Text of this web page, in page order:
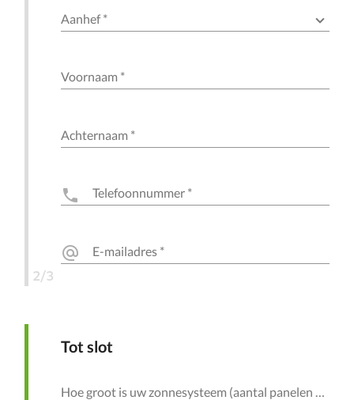
2/3
Aanhef*
Voornaam *
Achternaam *
phone Telefoonnummer *
alternate_email E-mailadres *
Tot slot
Hoe groot is uw zonnesysteem (aantal panelen of het opgesteld vermogen)?